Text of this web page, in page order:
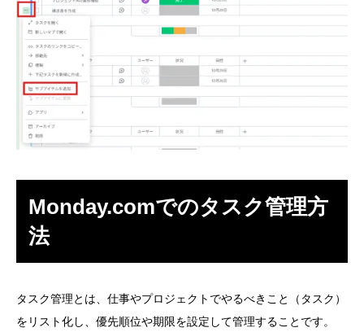
Monday.comでのタスク管理方
法
タスク管理とは、仕事やプロジェクトでやるべきこと（タスク）
をリスト化し、優先順位や期限を設定して管理することです。